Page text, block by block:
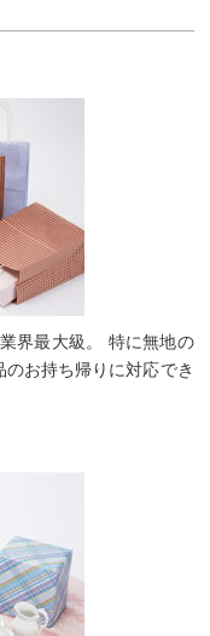
界最大級。 特に無地の
お持ち帰りに対応でき